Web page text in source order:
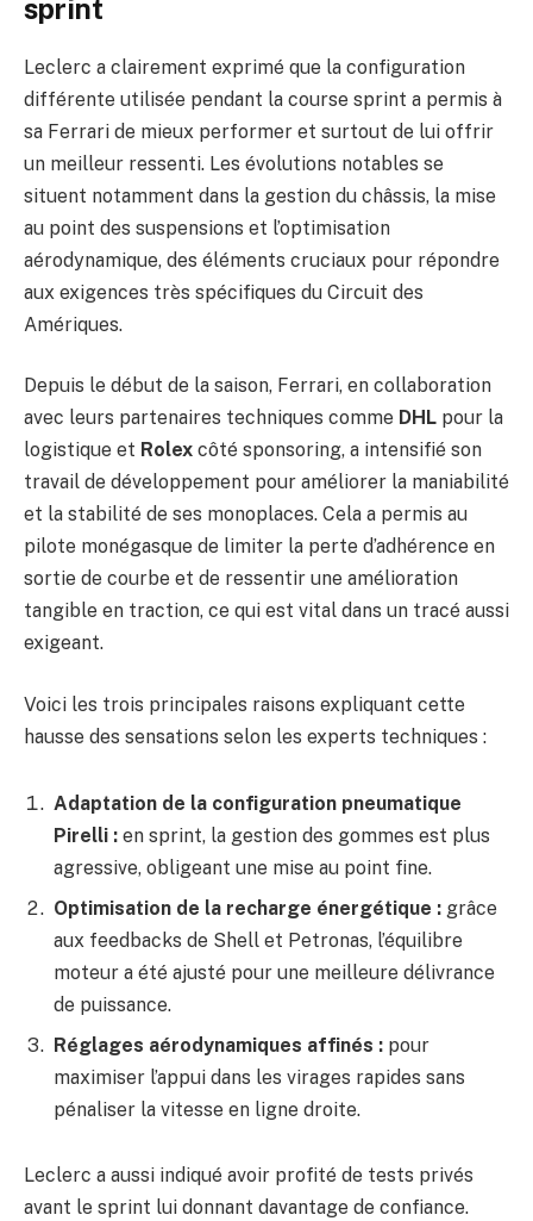
sprint
Leclerc a clairement exprimé que la configuration
différente utilisée pendant la course sprint a permis à
sa Ferrari de mieux performer et surtout de lui offrir
un meilleur ressenti. Les évolutions notables se
situent notamment dans la gestion du châssis, la mise
au point des suspensions et l’optimisation
aérodynamique, des éléments cruciaux pour répondre
aux exigences très spécifiques du Circuit des
Amériques.
Depuis le début de la saison, Ferrari, en collaboration
avec leurs partenaires techniques comme DHL pour la
logistique et Rolex côté sponsoring, a intensifié son
travail de développement pour améliorer la maniabilité
et la stabilité de ses monoplaces. Cela a permis au
pilote monégasque de limiter la perte d’adhérence en
sortie de courbe et de ressentir une amélioration
tangible en traction, ce qui est vital dans un tracé aussi
exigeant.
Voici les trois principales raisons expliquant cette
hausse des sensations selon les experts techniques :
Adaptation de la configuration pneumatique
Pirelli : en sprint, la gestion des gommes est plus
agressive, obligeant une mise au point fine.
Optimisation de la recharge énergétique : grâce
aux feedbacks de Shell et Petronas, l’équilibre
moteur a été ajusté pour une meilleure délivrance
de puissance.
Réglages aérodynamiques affinés : pour
maximiser l’appui dans les virages rapides sans
pénaliser la vitesse en ligne droite.
Leclerc a aussi indiqué avoir profité de tests privés
avant le sprint lui donnant davantage de confiance.